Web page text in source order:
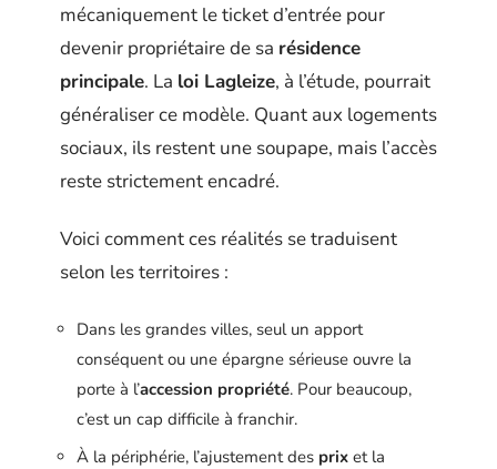
mécaniquement le ticket d’entrée pour
devenir propriétaire de sa résidence
principale. La loi Lagleize, à l’étude, pourrait
généraliser ce modèle. Quant aux logements
sociaux, ils restent une soupape, mais l’accès
reste strictement encadré.
Voici comment ces réalités se traduisent
selon les territoires :
Dans les grandes villes, seul un apport
conséquent ou une épargne sérieuse ouvre la
porte à l’accession propriété. Pour beaucoup,
c’est un cap difficile à franchir.
À la périphérie, l’ajustement des prix et la